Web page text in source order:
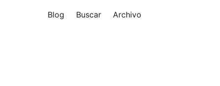
Blog Buscar Archivo